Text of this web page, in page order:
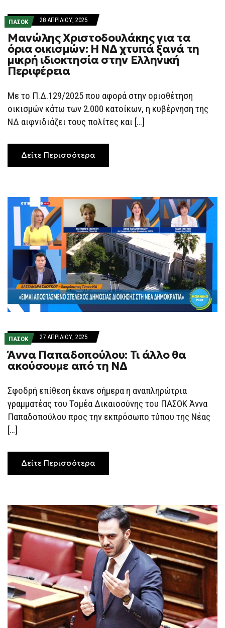
ΠΑΣΟΚ 28 ΑΠΡΙΛΊΟΥ, 2025
Μανώλης Χριστοδουλάκης για τα
όρια οικισμών: Η ΝΔ χτυπά ξανά τη
μικρή ιδιοκτησία στην Ελληνική
Περιφέρεια
Με το Π.Δ.129/2025 που αφορά στην οριοθέτηση
οικισμών κάτω των 2.000 κατοίκων, η κυβέρνηση της
ΝΔ αιφνιδιάζει τους πολίτες και […]
Δείτε Περισσότερα
ΠΑΣΟΚ 27 ΑΠΡΙΛΊΟΥ, 2025
Άννα Παπαδοπούλου: Τι άλλο θα
ακούσουμε από τη ΝΔ
Σφοδρή επίθεση έκανε σήμερα η αναπληρώτρια
γραμματέας του Τομέα Δικαιοσύνης του ΠΑΣΟΚ Άννα
Παπαδοπούλου προς την εκπρόσωπο τύπου της Νέας
[…]
Δείτε Περισσότερα